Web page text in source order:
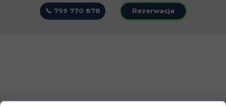
📞 799 770 878 Rezerwacja